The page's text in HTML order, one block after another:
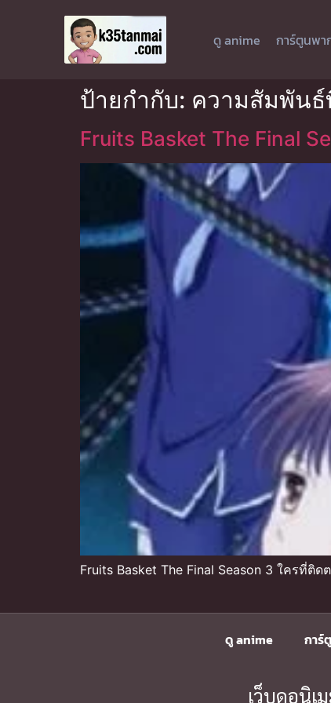
ดู anime การ์ตูนพา
ป้ายกำกับ: ความสัมพันธ์
Fruits Basket The Final
Fruits Basket The Final Season 3 ใครที่ติ
ดู anime การ์
เว็บดูอนิ